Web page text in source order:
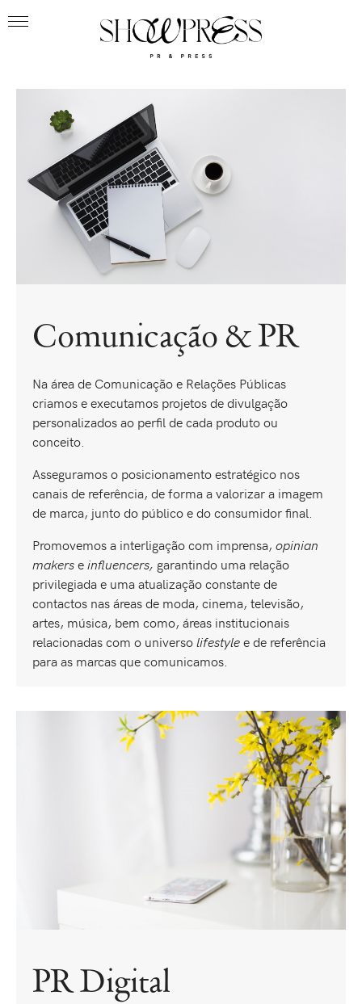
Comunicação & PR
Na área de Comunicação e Relações Públicas
criamos e executamos projetos de divulgação
personalizados ao perfil de cada produto ou
conceito.
Asseguramos o posicionamento estratégico nos
canais de referência, de forma a valorizar a imagem
de marca, junto do público e do consumidor final.
Promovemos a interligação com imprensa, opinian
makerseinfluencers, garantindo uma relação
privilegiada e uma atualização constante de
contactos nas áreas de moda, cinema, televisão,
artes, música, bem como, áreas institucionais
relacionadas com o universolifestylee de referência
para as marcas que comunicamos.
PR Digital